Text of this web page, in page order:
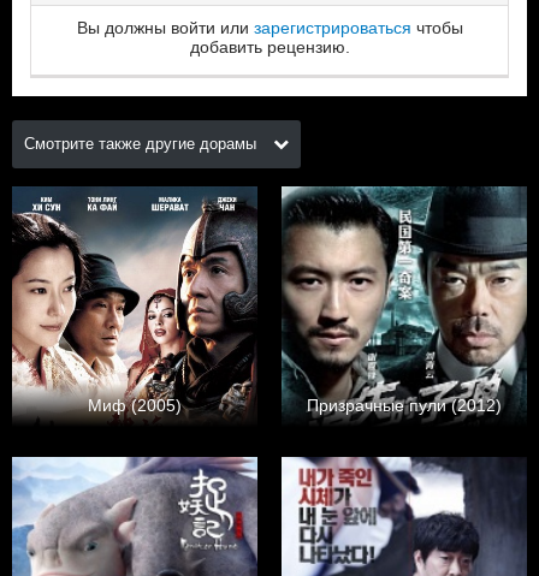
Вы должны войти или зарегистрироваться чтобы
добавить рецензию.
Смотрите также другие дорамы
Миф (2005) Призрачные пули (2012)